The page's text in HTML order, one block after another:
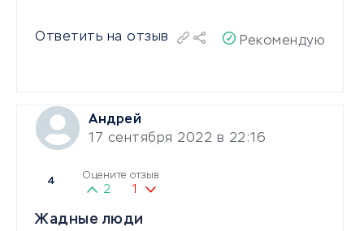
Ответить на отзыв Рекомендую
Андрей
17 сентября 2022 в 22:16
4
Оцените отзыв
2 1
Жадные люди